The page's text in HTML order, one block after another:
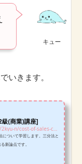
キュー
いきます。
(商業)講座]
ついて学習します。三分法と
新論点です。